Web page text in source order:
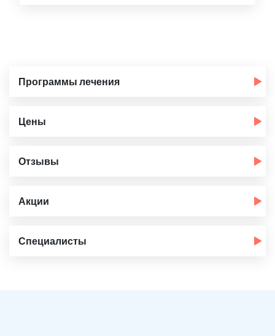
Программы лечения
Цены
Отзывы
Акции
Специалисты